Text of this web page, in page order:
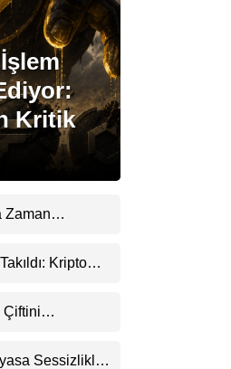
Instagram
Youtube
TikTok
Kritik
Zaman
Kripto
Çiftini
Sessizlikle